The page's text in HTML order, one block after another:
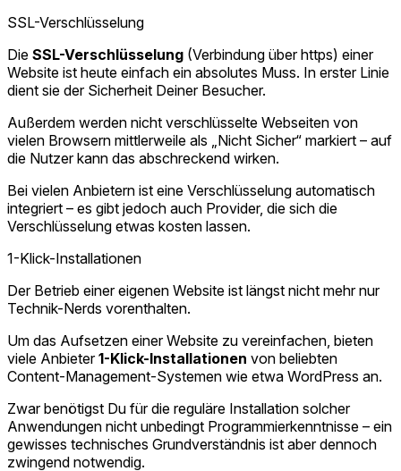
SSL-Verschlüsselung
Die SSL-Verschlüsselung (Verbindung über https) einer
Website ist heute einfach ein absolutes Muss. In erster Linie
dient sie der Sicherheit Deiner Besucher.
Außerdem werden nicht verschlüsselte Webseiten von
vielen Browsern mittlerweile als „Nicht Sicher“ markiert – auf
die Nutzer kann das abschreckend wirken.
Bei vielen Anbietern ist eine Verschlüsselung automatisch
integriert – es gibt jedoch auch Provider, die sich die
Verschlüsselung etwas kosten lassen.
1-Klick-Installationen
Der Betrieb einer eigenen Website ist längst nicht mehr nur
Technik-Nerds vorenthalten.
Um das Aufsetzen einer Website zu vereinfachen, bieten
viele Anbieter1-Klick-Installationen von beliebten
Content-Management-Systemen wie etwa WordPress an.
Zwar benötigst Du für die reguläre Installation solcher
Anwendungen nicht unbedingt Programmierkenntnisse – ein
gewisses technisches Grundverständnis ist aber dennoch
zwingend notwendig.